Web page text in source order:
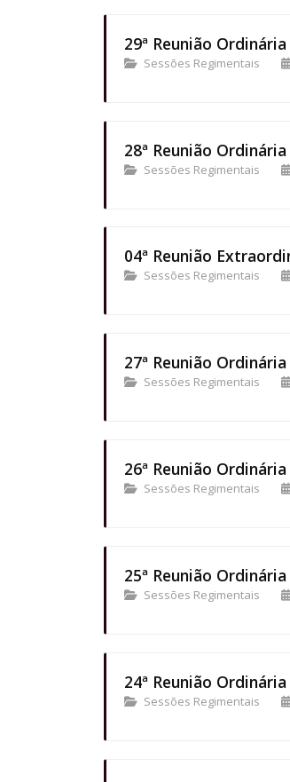
29ª Reunião
Sessões Regimentais
28ª Reunião
Sessões Regimentais
04ª Reunião
Sessões Regimentais
27ª Reunião
Sessões Regimentais
26ª Reunião
Sessões Regimentais
25ª Reunião
Sessões Regimentais
24ª Reunião
Sessões Regimentais